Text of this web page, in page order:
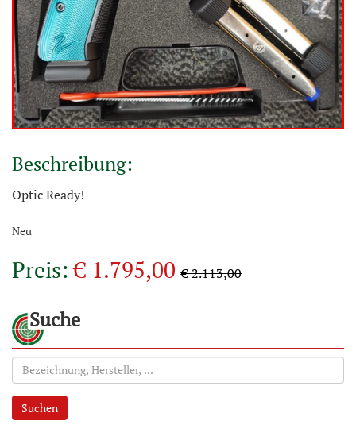
Beschreibung:
Optic Ready!
Neu
Preis:€ 1.795,00€ 2.113,00
Suche
Suchen